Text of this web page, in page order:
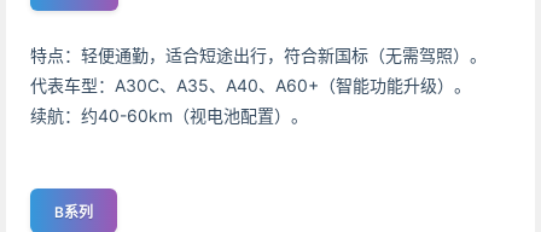
特点：轻便通勤，适合短途出行，符合新国标（无需驾照）。
代表车型：A30C、A35、A40、A60+（智能功能升级）。
续航：约40-60km（视电池配置）。
B系列